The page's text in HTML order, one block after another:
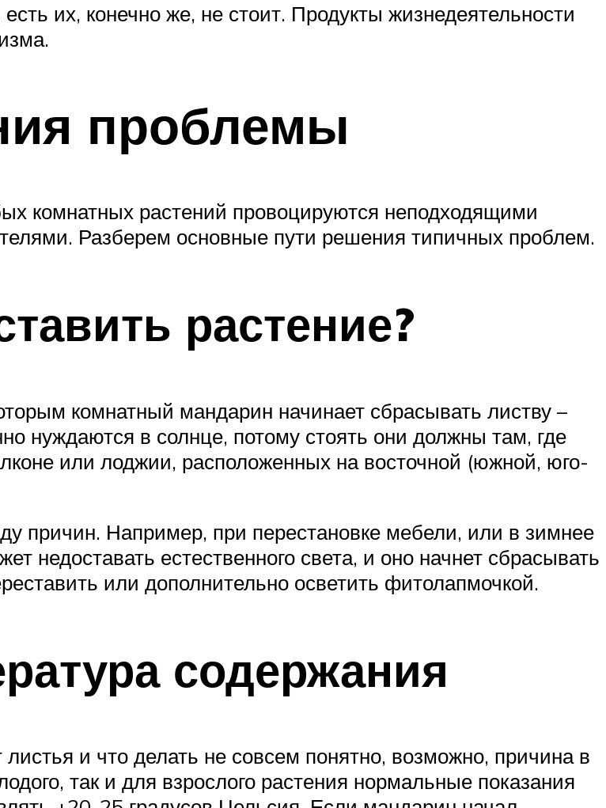
их, конечно же, не стоит. Продукты жизнедеятельности
проблемы
комнатных растений провоцируются неподходящими
Разберем основные пути решения типичных проблем.
растение?
комнатный мандарин начинает сбрасывать листву –
нуждаются в солнце, потому стоять они должны там, где
или лоджии, расположенных на восточной (южной, юго-
причин. Например, при перестановке мебели, или в зимнее
недоставать естественного света, и оно начнет сбрасывать
или дополнительно осветить фитолапмочкой.
содержания
и что делать не совсем понятно, возможно, причина в
так и для взрослого растения нормальные показания